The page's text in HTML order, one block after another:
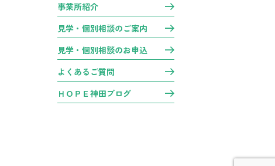
事業所紹介
見学・個別相談のご案内
見学・個別相談のお申込
よくあるご質問
ＨＯＰＥ神田ブログ